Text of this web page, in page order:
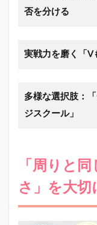
否を分ける
実戦力を磨く「V
多様な選択肢：
ジスクール」
「周りと
さ」を大切